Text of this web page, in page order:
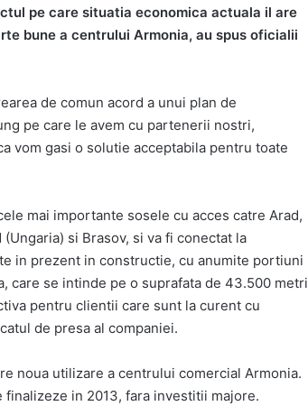
pe care situatia economica actuala il are
bune a centrului Armonia, au spus oficialii
de comun acord a unui plan de
pe care le avem cu partenerii nostri,
vom gasi o solutie acceptabila pentru toate
mai importante sosele cu acces catre Arad,
si Brasov, si va fi conectat la
in prezent in constructie, cu anumite portiuni
care se intinde pe o suprafata de 43.500 metri
pentru clientii care sunt la curent cu
de presa al companiei.
noua utilizare a centrului comercial Armonia.
in 2013, fara investitii majore.